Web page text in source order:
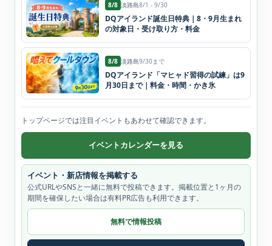
8/8 淡路島8/1 - 9/30
DQアイランド誕生日特典｜8・9月生まれ
の対象日・受け取り方・料金
8/8 淡路島9/30まで
DQアイランド「マヒャド習得の試練」は9
月30日まで｜料金・時間・かき氷
トップページでは注目イベントもあわせて確認できます。
イベントカレンダーを見る
イベント・新店情報を掲載する
公式URLやSNSと一緒に無料で投稿できます。掲載位置と1ヶ月の
期間を確保したい場合は有料PR広告も利用できます。
無料で情報投稿